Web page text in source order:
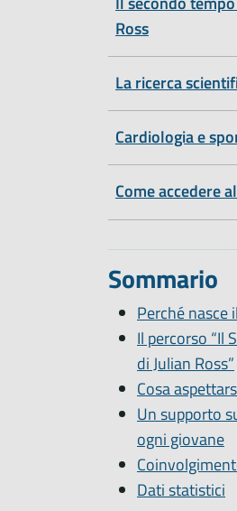
Ross
La ricerca
Cardiologia e
Come accedere
Sommario
Perché nasce
Il percorso “Il
di Julian Ross”
Cosa
Un supporto
ogni giovane
Dati statistici